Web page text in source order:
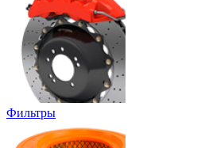
Фильтры